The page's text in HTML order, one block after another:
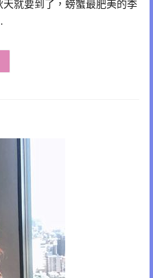
就要到了，螃蟹最肥美的季